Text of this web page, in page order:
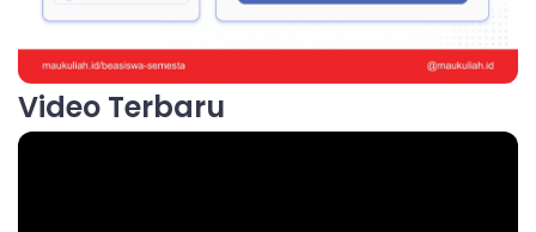
Video Terbaru